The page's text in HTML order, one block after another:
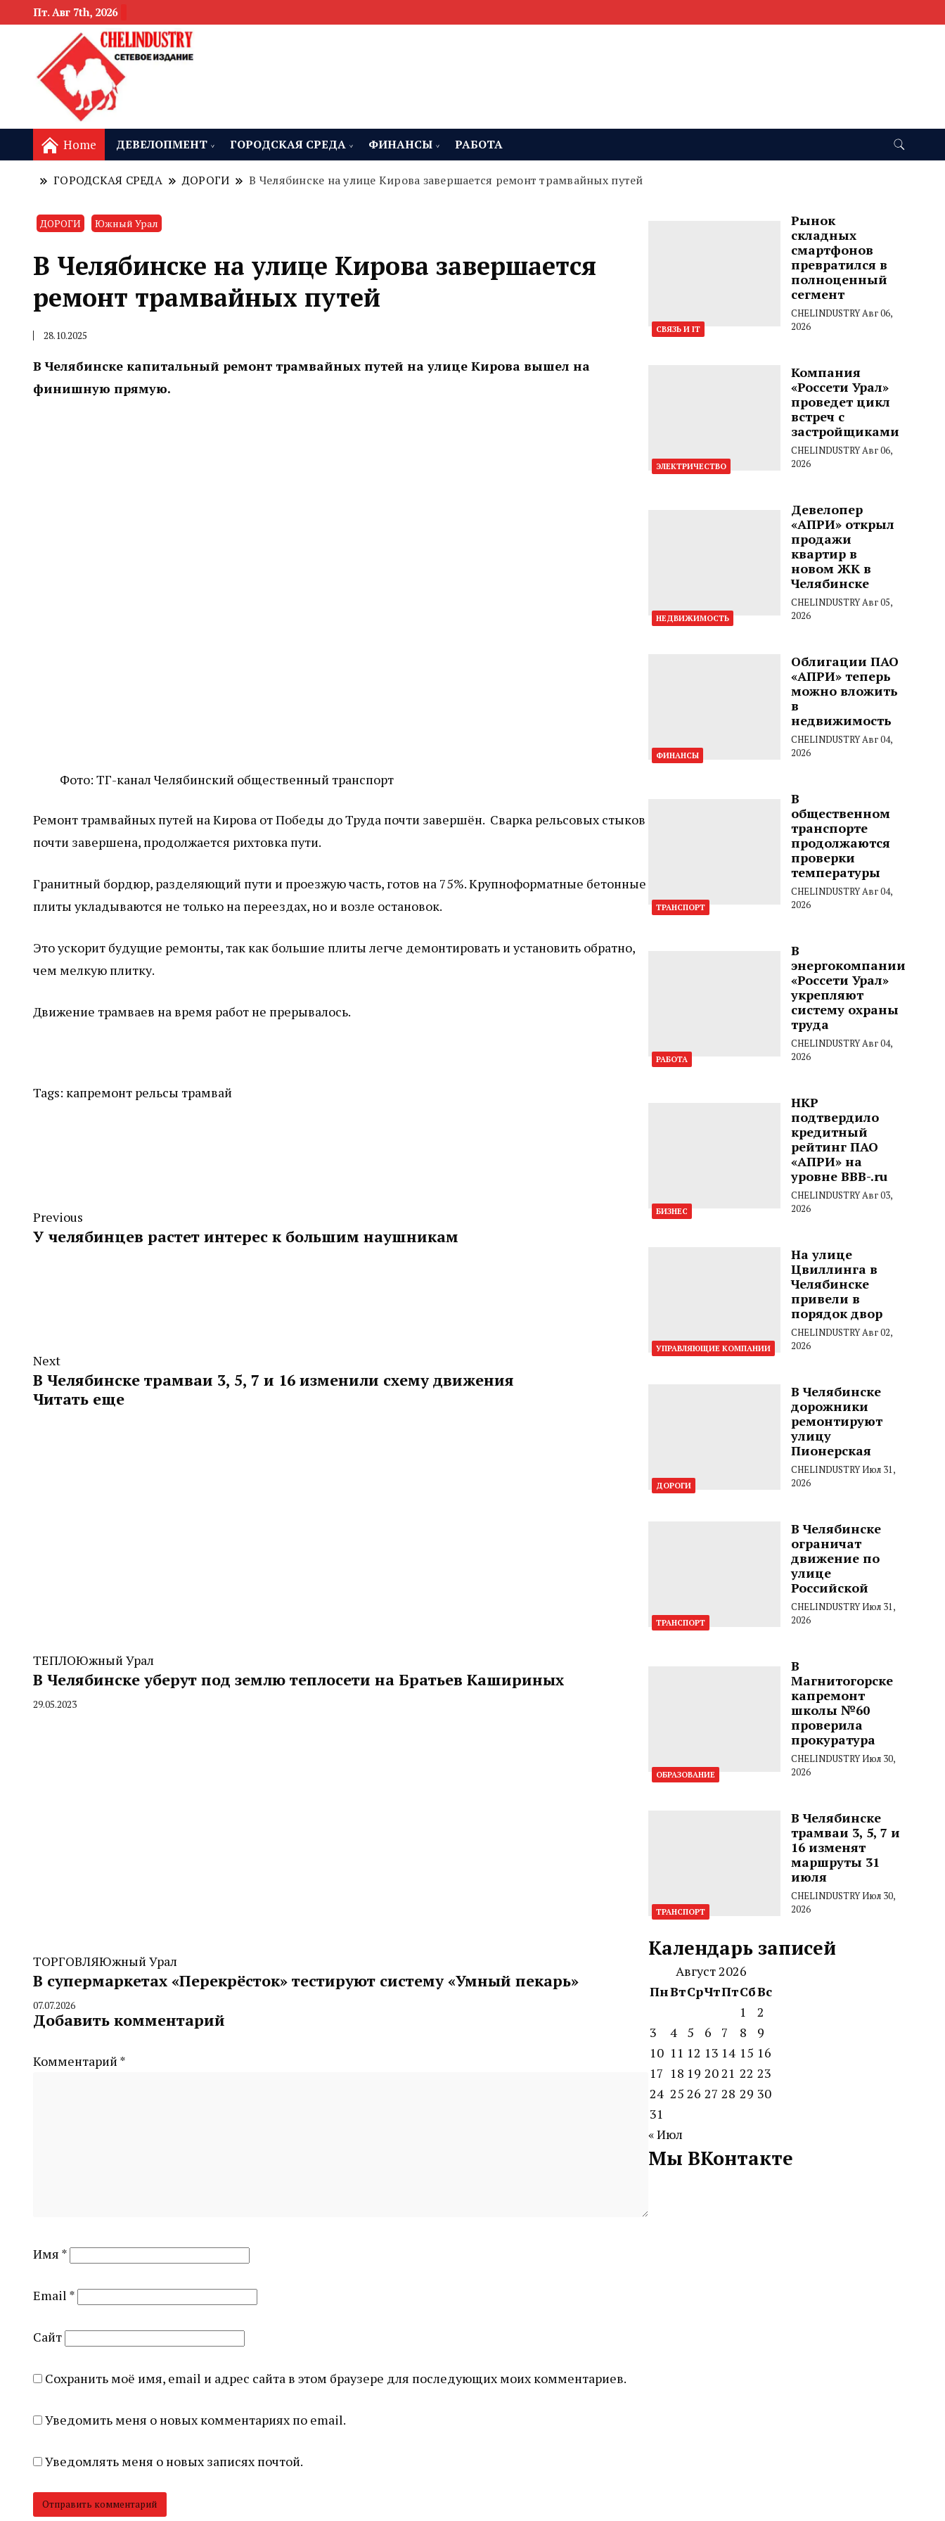
Пт. Авг 7th, 2026
Home ДЕВЕЛОПМЕНТ ГОРОДСКАЯ СРЕДА ФИНАНСЫ РАБОТА
ГОРОДСКАЯ СРЕДА ДОРОГИ В Челябинске на улице Кирова завершается ремонт трамвайных путей
ДОРОГИ Южный Урал
В Челябинске на улице Кирова завершается
ремонт трамвайных путей
28.10.2025
В Челябинске капитальный ремонт трамвайных путей на улице Кирова вышел на
финишную прямую.
Фото: ТГ-канал Челябинский общественный транспорт
Ремонт трамвайных путей на Кирова от Победы до Труда почти завершён. Сварка рельсовых стыков
почти завершена, продолжается рихтовка пути.
Гранитный бордюр, разделяющий пути и проезжую часть, готов на 75%. Крупноформатные бетонные
плиты укладываются не только на переездах, но и возле остановок.
Это ускорит будущие ремонты, так как большие плиты легче демонтировать и установить обратно,
чем мелкую плитку.
Движение трамваев на время работ не прерывалось.
Tags: капремонт рельсы трамвай
Previous
У челябинцев растет интерес к большим наушникам
Next
В Челябинске трамваи 3, 5, 7 и 16 изменили схему движения
Читать еще
ТЕПЛОЮжный Урал
В Челябинске уберут под землю теплосети на Братьев Кашириных
By
29.05.2023
ТОРГОВЛЯЮжный Урал
В супермаркетах «Перекрёсток» тестируют систему «Умный пекарь»
By
CHELINDUSTRY
07.07.2026
Добавить комментарий
Комментарий *
Имя *
Email *
Сайт
Сохранить моё имя, email и адрес сайта в этом браузере для последующих моих комментариев.
Уведомить меня о новых комментариях по email.
Уведомлять меня о новых записях почтой.
СВЯЗЬ И IT
Рынок
складных
смартфонов
превратился в
полноценный
сегмент
CHELINDUSTRYАвг 06,
2026
ЭЛЕКТРИЧЕСТВО
Компания
«Россети Урал»
проведет цикл
встреч с
застройщиками
CHELINDUSTRYАвг 06,
2026
НЕДВИЖИМОСТЬ
Девелопер
«АПРИ» открыл
продажи
квартир в
новом ЖК в
Челябинске
CHELINDUSTRYАвг 05,
2026
ФИНАНСЫ
Облигации ПАО
«АПРИ» теперь
можно вложить
в
недвижимость
CHELINDUSTRYАвг 04,
2026
ТРАНСПОРТ
В
общественном
транспорте
продолжаются
проверки
температуры
CHELINDUSTRYАвг 04,
2026
РАБОТА
В
энергокомпании
«Россети Урал»
укрепляют
систему охраны
труда
CHELINDUSTRYАвг 04,
2026
БИЗНЕС
НКР
подтвердило
кредитный
рейтинг ПАО
«АПРИ» на
уровне BBB-.ru
CHELINDUSTRYАвг 03,
2026
УПРАВЛЯЮЩИЕ КОМПАНИИ
На улице
Цвиллинга в
Челябинске
привели в
порядок двор
CHELINDUSTRYАвг 02,
2026
ДОРОГИ
В Челябинске
дорожники
ремонтируют
улицу
Пионерская
CHELINDUSTRYИюл 31,
2026
ТРАНСПОРТ
В Челябинске
ограничат
движение по
улице
Российской
CHELINDUSTRYИюл 31,
2026
ОБРАЗОВАНИЕ
В
Магнитогорске
капремонт
школы №60
проверила
прокуратура
CHELINDUSTRYИюл 30,
2026
ТРАНСПОРТ
В Челябинске
трамваи 3, 5, 7 и
16 изменят
маршруты 31
июля
CHELINDUSTRYИюл 30,
2026
Календарь записей
Август 2026
ПнВтСрЧтПтСбВс
1
2
3
4 5 6 7 8
9
10 11 12 13 14 15 16
17 18 19 2021 22 23
24 25 26 27 28 29 30
31
« Июл
Мы ВКонтакте